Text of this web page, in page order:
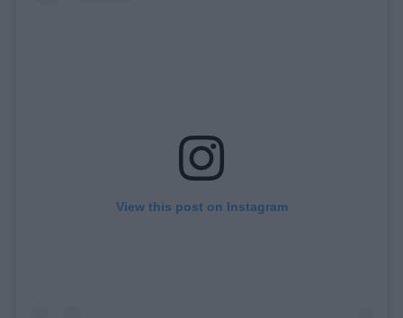
View this post on Instagram